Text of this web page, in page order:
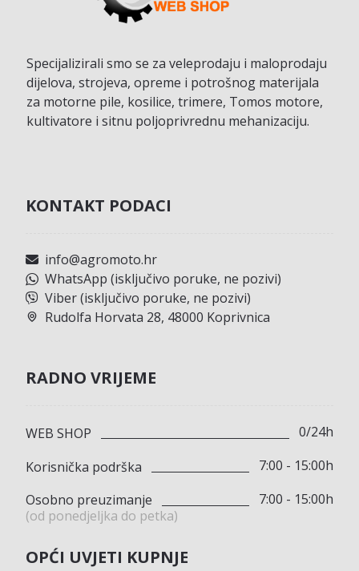
Specijalizirali smo se za veleprodaju i maloprodaju
dijelova, strojeva, opreme i potrošnog materijala
za motorne pile, kosilice, trimere, Tomos motore,
kultivatore i sitnu poljoprivrednu mehanizaciju.
KONTAKT PODACI
info@agromoto.hr
WhatsApp (isključivo poruke, ne pozivi)
Viber (isključivo poruke, ne pozivi)
Rudolfa Horvata 28, 48000 Koprivnica
RADNO VRIJEME
WEB SHOP
0/24h
Korisnička podrška
7:00 - 15:00h
Osobno preuzimanje
(od ponedjeljka do petka)
7:00 - 15:00h
OPĆI UVJETI KUPNJE